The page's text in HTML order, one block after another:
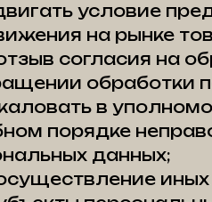
условие
на рынке
согласия на
обработки
в
порядке
данных;